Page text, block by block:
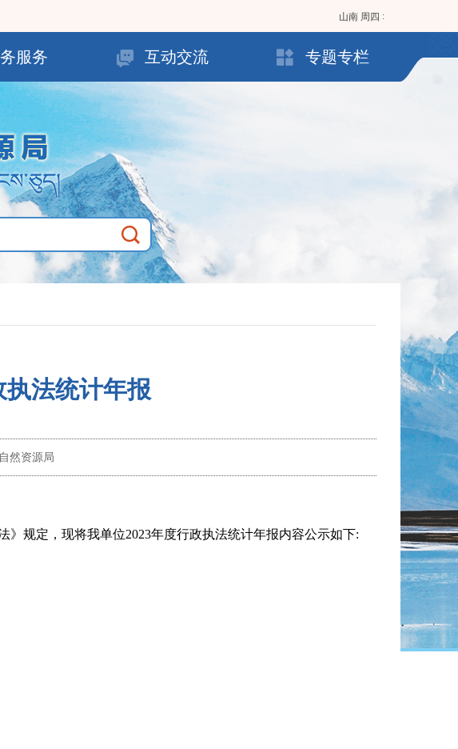
山南 周四 :
服务 互动交流 专题专栏
执法统计年报
然资源局
》规定，现将我单位2023年度行政执法统计年报内容公示如下:
。